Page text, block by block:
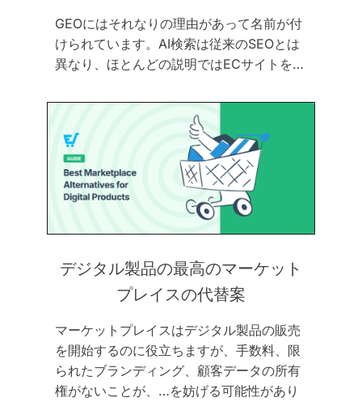
GEOにはそれなりの理由があって名前が付
けられています。AI検索は従来のSEOとは
異なり、ほとんどの説明ではECサイトを…
デジタル製品の最高のマーケット
プレイスの代替案
マーケットプレイスはデジタル製品の販売
を開始するのに役立ちますが、手数料、限
られたブランディング、顧客データの所有
権がないことが、…を妨げる可能性があり